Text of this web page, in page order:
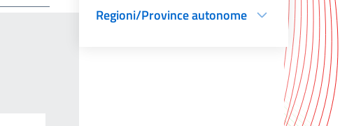
Regioni/Province autonome